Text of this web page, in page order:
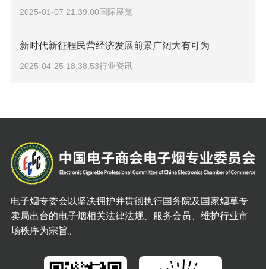
2025-01-07 21:39:00国际展览
新时代新征程民营经济发展前景广阔大有可为
2025-04-25 18:38:53行业资讯
电子烟专委会以坚决拥护并贯彻执行国务院及国家烟草专
卖局出台的电子烟相关法律法规、服务会员、维护行业市
场秩序为宗旨。